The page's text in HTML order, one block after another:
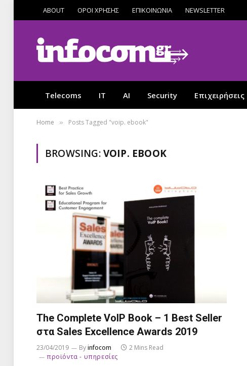
ABOUT ΟΡΟΙ ΧΡΗΣΗΣ ΕΠΙΚΟΙΝΩΝΙΑ NEWSLETTER
Telecoms IT AI Security Επιχειρήσεις
Home » Posts Tagged "voip. ebook"
BROWSING:VOIP. EBOOK
The Complete VoIP Book – 1 Best Seller
στα Sales Excellence Awards 2019
23/04/2019 Byinfocom
2 Mins Read
προϊόντα - υπηρεσίες